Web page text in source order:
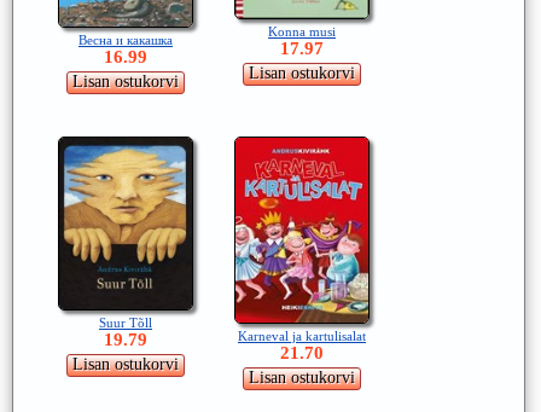
Весна и какашка
16.99
Konna musi
17.97
Suur Tõll
19.79 Karneval ja kartulisalat
21.70